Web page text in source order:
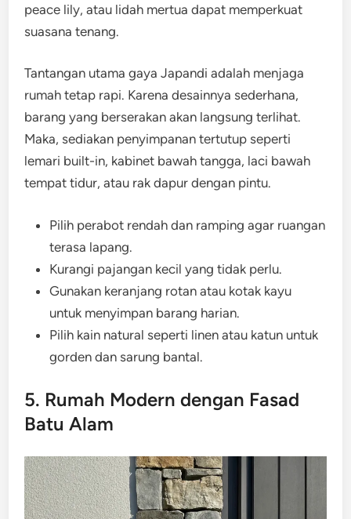
peace lily, atau lidah mertua dapat memperkuat
suasana tenang.
Tantangan utama gaya Japandi adalah menjaga
rumah tetap rapi. Karena desainnya sederhana,
barang yang berserakan akan langsung terlihat.
Maka, sediakan penyimpanan tertutup seperti
lemari built-in, kabinet bawah tangga, laci bawah
tempat tidur, atau rak dapur dengan pintu.
Pilih perabot rendah dan ramping agar ruangan
terasa lapang.
Kurangi pajangan kecil yang tidak perlu.
Gunakan keranjang rotan atau kotak kayu
untuk menyimpan barang harian.
Pilih kain natural seperti linen atau katun untuk
gorden dan sarung bantal.
5. Rumah Modern dengan Fasad
Batu Alam